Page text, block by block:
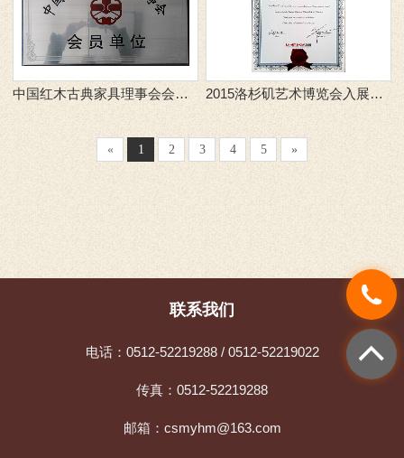
中国红木古典家具理事会会员单位 2015洛杉矶艺术博览会入展证书
« 1 2 3 4 5 »
联系我们
电话：0512-52219288 / 0512-52219022
传真：0512-52219288
邮箱：csmyhm@163.com